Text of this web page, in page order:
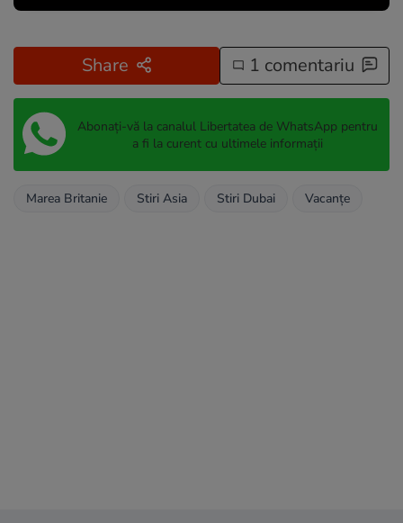
Share 1 comentariu
Abonați-vă la canalul Libertatea de WhatsApp pentru
a fi la curent cu ultimele informații
Marea Britanie Stiri Asia Stiri Dubai Vacanțe